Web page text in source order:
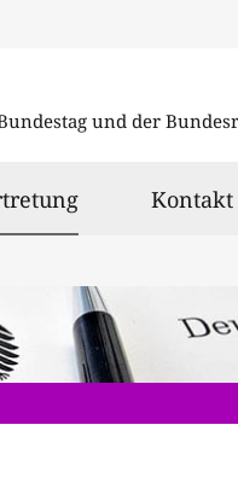
und der
ausgewählt
Kontakt